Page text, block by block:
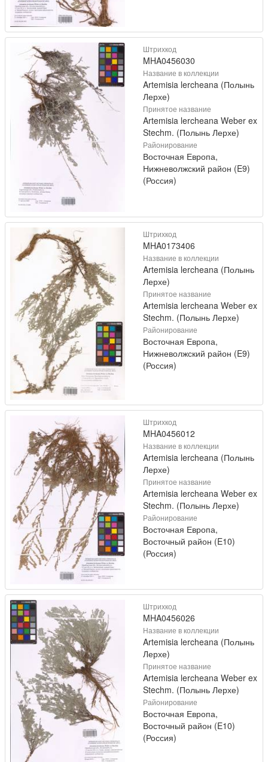
Штрихкод
MHA0456030
Название в коллекции
Artemisia lercheana (Полынь
Лерхе)
Принятое название
Artemisia lercheana Weber ex
Stechm. (Полынь Лерхе)
Районирование
Восточная Европа,
Нижневолжский район (E9)
(Россия)
Штрихкод
MHA0173406
Название в коллекции
Artemisia lercheana (Полынь
Лерхе)
Принятое название
Artemisia lercheana Weber ex
Stechm. (Полынь Лерхе)
Районирование
Восточная Европа,
Нижневолжский район (E9)
(Россия)
Штрихкод
MHA0456012
Название в коллекции
Artemisia lercheana (Полынь
Лерхе)
Принятое название
Artemisia lercheana Weber ex
Stechm. (Полынь Лерхе)
Районирование
Восточная Европа,
Восточный район (E10)
(Россия)
Штрихкод
MHA0456026
Название в коллекции
Artemisia lercheana (Полынь
Лерхе)
Принятое название
Artemisia lercheana Weber ex
Stechm. (Полынь Лерхе)
Районирование
Восточная Европа,
Восточный район (E10)
(Россия)